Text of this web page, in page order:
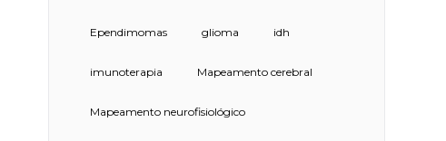
Ependimomas glioma idh
imunoterapia Mapeamento cerebral
Mapeamento neurofisiológico